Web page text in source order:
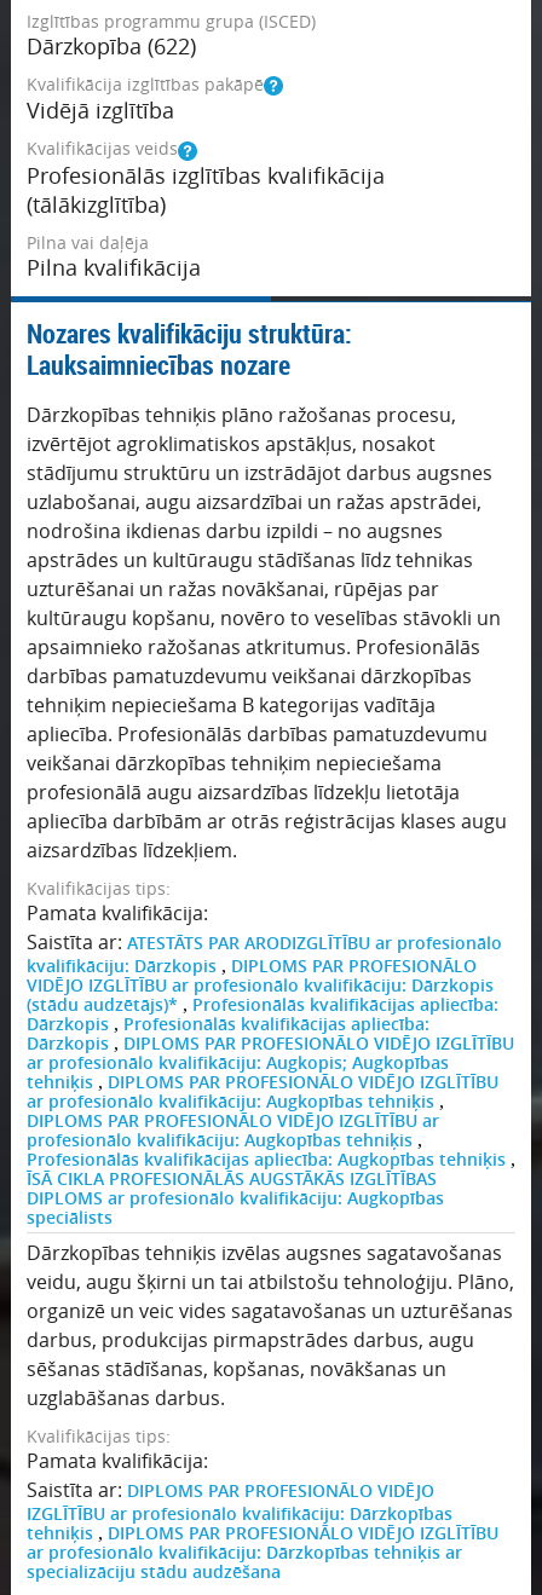
Izglītības programmu grupa (ISCED)
Dārzkopība (622)
Kvalifikācija izglītības pakāpē
Vidējā izglītība
Kvalifikācijas veids
Profesionālās izglītības kvalifikācija
(tālākizglītība)
Pilna vai daļēja
Pilna kvalifikācija
Nozares kvalifikāciju struktūra:
Lauksaimniecības nozare
Dārzkopības tehniķis plāno ražošanas procesu,
izvērtējot agroklimatiskos apstākļus, nosakot
stādījumu struktūru un izstrādājot darbus augsnes
uzlabošanai, augu aizsardzībai un ražas apstrādei,
nodrošina ikdienas darbu izpildi – no augsnes
apstrādes un kultūraugu stādīšanas līdz tehnikas
uzturēšanai un ražas novākšanai, rūpējas par
kultūraugu kopšanu, novēro to veselības stāvokli un
apsaimnieko ražošanas atkritumus. Profesionālās
darbības pamatuzdevumu veikšanai dārzkopības
tehniķim nepieciešama B kategorijas vadītāja
apliecība. Profesionālās darbības pamatuzdevumu
veikšanai dārzkopības tehniķim nepieciešama
profesionālā augu aizsardzības līdzekļu lietotāja
apliecība darbībām ar otrās reģistrācijas klases augu
aizsardzības līdzekļiem.
Kvalifikācijas tips:
Pamata kvalifikācija:
Saistīta ar: ATESTĀTS PAR ARODIZGLĪTĪBU ar profesionālo
kvalifikāciju: Dārzkopis, DIPLOMS PAR PROFESIONĀLO
VIDĒJO IZGLĪTĪBU ar profesionālo kvalifikāciju: Dārzkopis
(stādu audzētājs)* , Profesionālās kvalifikācijas apliecība:
Dārzkopis, Profesionālās kvalifikācijas apliecība:
Dārzkopis, DIPLOMS PAR PROFESIONĀLO VIDĒJO IZGLĪTĪBU
ar profesionālo kvalifikāciju: Augkopis; Augkopības
tehniķis, DIPLOMS PAR PROFESIONĀLO VIDĒJO IZGLĪTĪBU
ar profesionālo kvalifikāciju: Augkopības tehniķis,
DIPLOMS PAR PROFESIONĀLO VIDĒJO IZGLĪTĪBU ar
profesionālo kvalifikāciju: Augkopības tehniķis,
Profesionālās kvalifikācijas apliecība: Augkopības tehniķis,
ĪSĀ CIKLA PROFESIONĀLĀS AUGSTĀKĀS IZGLĪTĪBAS
DIPLOMS ar profesionālo kvalifikāciju: Augkopības
speciālists
Dārzkopības tehniķis izvēlas augsnes sagatavošanas
veidu, augu šķirni un tai atbilstošu tehnoloģiju. Plāno,
organizē un veic vides sagatavošanas un uzturēšanas
darbus, produkcijas pirmapstrādes darbus, augu
sēšanas stādīšanas, kopšanas, novākšanas un
uzglabāšanas darbus.
Kvalifikācijas tips:
Pamata kvalifikācija:
Saistīta ar: DIPLOMS PAR PROFESIONĀLO VIDĒJO
IZGLĪTĪBU ar profesionālo kvalifikāciju: Dārzkopības
tehniķis, DIPLOMS PAR PROFESIONĀLO VIDĒJO IZGLĪTĪBU
ar profesionālo kvalifikāciju: Dārzkopības tehniķis ar
specializāciju stādu audzēšana